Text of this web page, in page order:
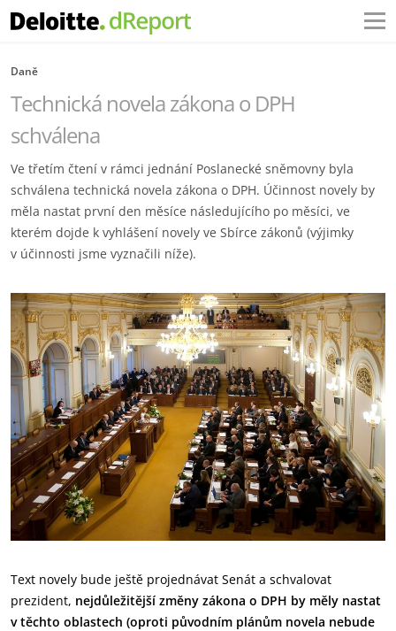
Daně
Technická novela zákona o DPH
schválena
Ve třetím čtení v rámci jednání Poslanecké sněmovny byla
schválena technická novela zákona o DPH. Účinnost novely by
měla nastat první den měsíce následujícího po měsíci, ve
kterém dojde k vyhlášení novely ve Sbírce zákonů (výjimky
v účinnosti jsme vyznačili níže).
Text novely bude ještě projednávat Senát a schvalovat
prezident, nejdůležitější změny zákona o DPH by měly nastat
v těchto oblastech (oproti původním plánům novela nebude